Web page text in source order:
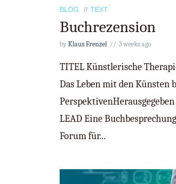
BLOG TEXT
Buchrezension
byKlaus Frenzel 3 weeks ago
TITEL Künstlerische
Das Leben mit den Künsten
LEAD Eine
Forum für...